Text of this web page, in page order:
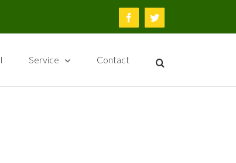
FacebookTwitter
Service Contact